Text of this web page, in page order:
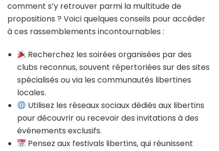
comment s’y retrouver parmi la multitude de
propositions ? Voici quelques conseils pour accéder
à ces rassemblements incontournables :
Recherchez les soirées organisées par des
clubs reconnus, souvent répertoriées sur des sites
spécialisés ou via les communautés libertines
locales.
Utilisez les réseaux sociaux dédiés aux libertins
pour découvrir ou recevoir des invitations à des
événements exclusifs.
Pensez aux festivals libertins, qui réunissent